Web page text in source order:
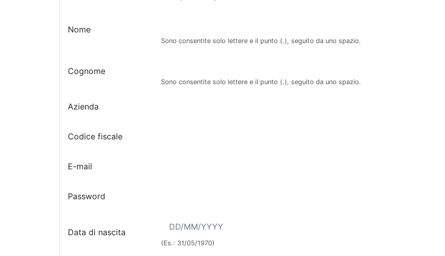
Nome
Sono consentite solo lettere e il punto (.), seguito da uno spazio.
Cognome
Sono consentite solo lettere e il punto (.), seguito da uno spazio.
Azienda
Codice fiscale
E-mail
Password
Data di nascita
(Es.: 31/05/1970)